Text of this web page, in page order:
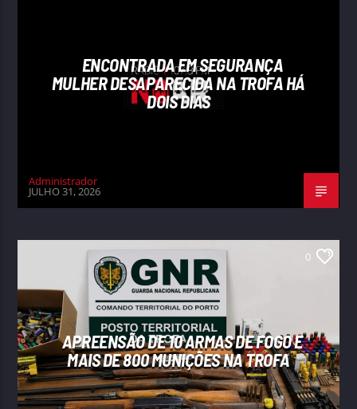
ENCONTRADA EM SEGURANÇA
MULHER DESAPARECIDA NA TROFA HÁ
DOIS DIAS
Administrador
JULHO 31, 2026
0
APREENSÃO DE 10 ARMAS DE FOGO E
MAIS DE 800 MUNIÇÕES NA TROFA